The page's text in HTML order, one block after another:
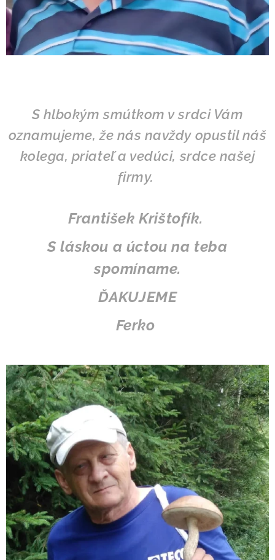
S hlbokým smútkom v srdci Vám
oznamujeme, že nás navždy opustil náš
kolega, priateľ a vedúci, srdce našej
firmy.
František Krištofík.
S láskou a úctou na teba
spomíname.
ĎAKUJEME
Ferko